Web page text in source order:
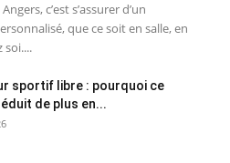
c’est s’assurer d’un
que ce soit en salle, en
sportif libre : pourquoi ce
de plus en...